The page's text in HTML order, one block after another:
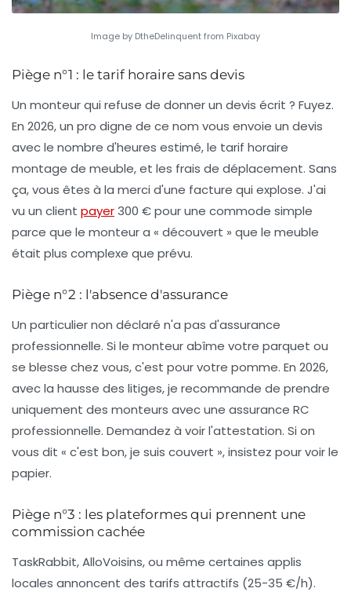
Image by DtheDelinquent from Pixabay
Piège n°1 : le tarif horaire sans devis
Un monteur qui refuse de donner un devis écrit ? Fuyez.
En 2026, un pro digne de ce nom vous envoie un devis
avec le nombre d'heures estimé, le tarif horaire
montage de meuble, et les frais de déplacement. Sans
ça, vous êtes à la merci d'une facture qui explose. J'ai
vu un client payer300 € pour une commode simple
parce que le monteur a « découvert » que le meuble
était plus complexe que prévu.
Piège n°2 : l'absence d'assurance
Un particulier non déclaré n'a pas d'assurance
professionnelle. Si le monteur abîme votre parquet ou
se blesse chez vous, c'est pour votre pomme. En 2026,
avec la hausse des litiges, je recommande de prendre
uniquement des monteurs avec une assurance RC
professionnelle. Demandez à voir l'attestation. Si on
vous dit « c'est bon, je suis couvert », insistez pour voir le
papier.
Piège n°3 : les plateformes qui prennent une
commission cachée
TaskRabbit, AlloVoisins, ou même certaines applis
locales annoncent des tarifs attractifs (25-35 €/h).